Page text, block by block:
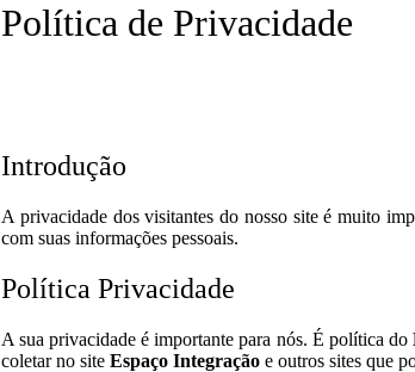
Política de Privacidade
Introdução
A privacidade dos visitantes do nosso site é muito
com suas informações pessoais.
Política Privacidade
A sua privacidade é importante para nós. É política do
coletar no site Espaço Integração e outros sites que